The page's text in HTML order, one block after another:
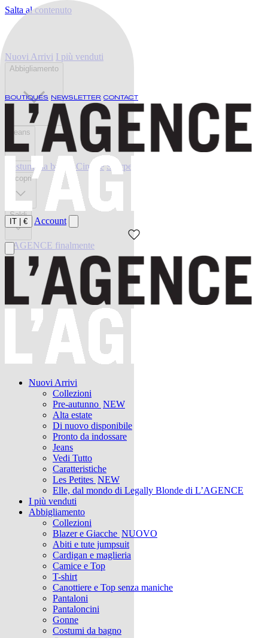
Salta al contenuto
BOUTIQUES NEWSLETTER CONTACT
IT € Account
Nuovi Arrivi
Collezioni
Pre-autunno NEW
Alta estate
Di nuovo disponibile
Pronto da indossare
Jeans
Vedi Tutto
Caratteristiche
Les Petites NEW
Elle, dal mondo di Legally Blonde di L’AGENCE
I più venduti
Abbigliamento
Collezioni
Blazer e Giacche NUOVO
Abiti e tute jumpsuit
Cardigan e maglieria
Camice e Top
T-shirt
Canottiere e Top senza maniche
Pantaloni
Pantaloncini
Gonne
Costumi da bagno
Nuovi Arrivi I più venduti
Abbigliamento
Jeans
Costumi da bagno Cinture Scarpe
Scopri
Saldi
L'AGENCE finalmente